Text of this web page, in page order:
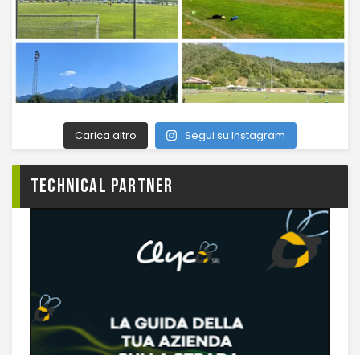
Carica altro Segui su Instagram
TECHNICAL PARTNER